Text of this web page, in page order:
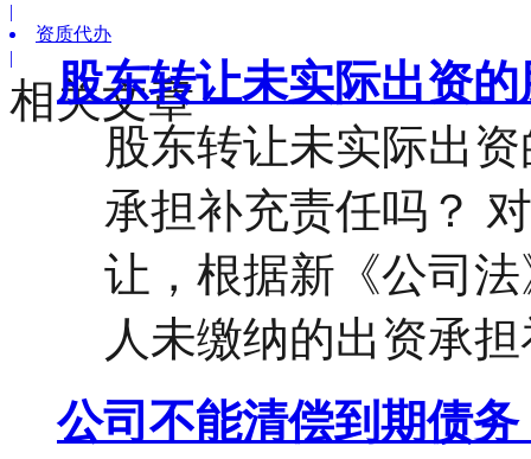
|
资质代办
|
相关文章
股东转让未实际出资
股东转让未实际出
承担补充责任吗？
让，根据新《公司
人未缴纳的出资承
公司不能清偿到期债